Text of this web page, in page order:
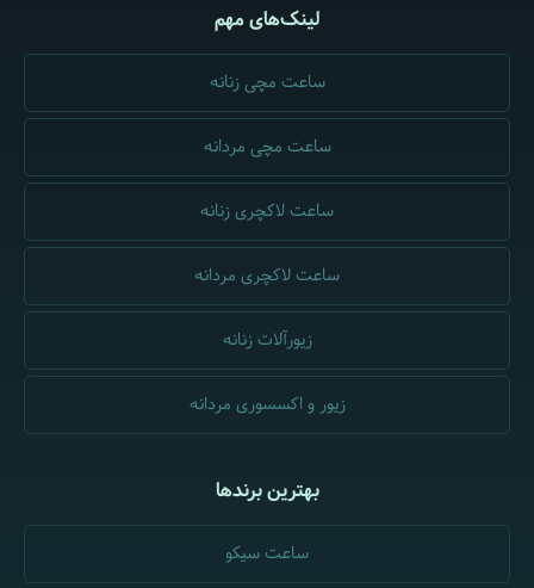
لینک‌های مهم
ساعت مچی زنانه
ساعت مچی مردانه
ساعت لاکچری زنانه
ساعت لاکچری مردانه
زیورآلات زنانه
زیور و اکسسوری مردانه
بهترین برندها
ساعت سیکو